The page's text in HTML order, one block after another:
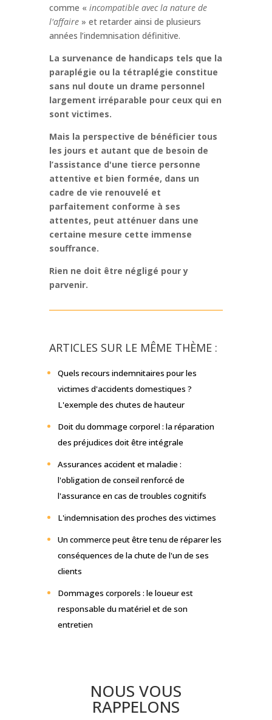
comme « incompatible avec la nature de
l'affaire» et retarder ainsi de plusieurs
années l’indemnisation définitive.
La survenance de handicaps tels que la
paraplégie ou la tétraplégie constitue
sans nul doute un drame personnel
largement irréparable pour ceux qui en
sont victimes.
Mais la perspective de bénéficier tous
les jours et autant que de besoin de
l’assistance d'une tierce personne
attentive et bien formée, dans un
cadre de vie renouvelé et
parfaitement conforme à ses
attentes, peut atténuer dans une
certaine mesure cette immense
souffrance.
Rien ne doit être négligé pour y
parvenir.
ARTICLES SUR LE MÊME THÈME :
Quels recours indemnitaires pour les
victimes d'accidents domestiques ?
L'exemple des chutes de hauteur
Doit du dommage corporel : la réparation
des préjudices doit être intégrale
Assurances accident et maladie :
l'obligation de conseil renforcé de
l'assurance en cas de troubles cognitifs
L'indemnisation des proches des victimes
Un commerce peut être tenu de réparer les
conséquences de la chute de l'un de ses
clients
Dommages corporels : le loueur est
responsable du matériel et de son
entretien
NOUS VOUS
RAPPELONS